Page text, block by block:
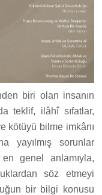
biri olan insanın
teklif, ilâhî sıfatlar,
kötüyü bilme imkânı
yayılmış sorunlar
en genel anlamıyla,
söz etmeyi
bir bilgi konusu